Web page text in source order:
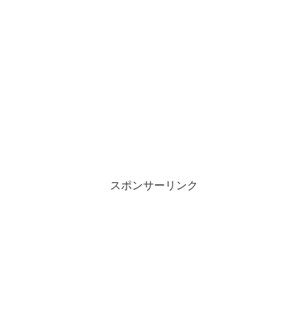
スポンサーリンク